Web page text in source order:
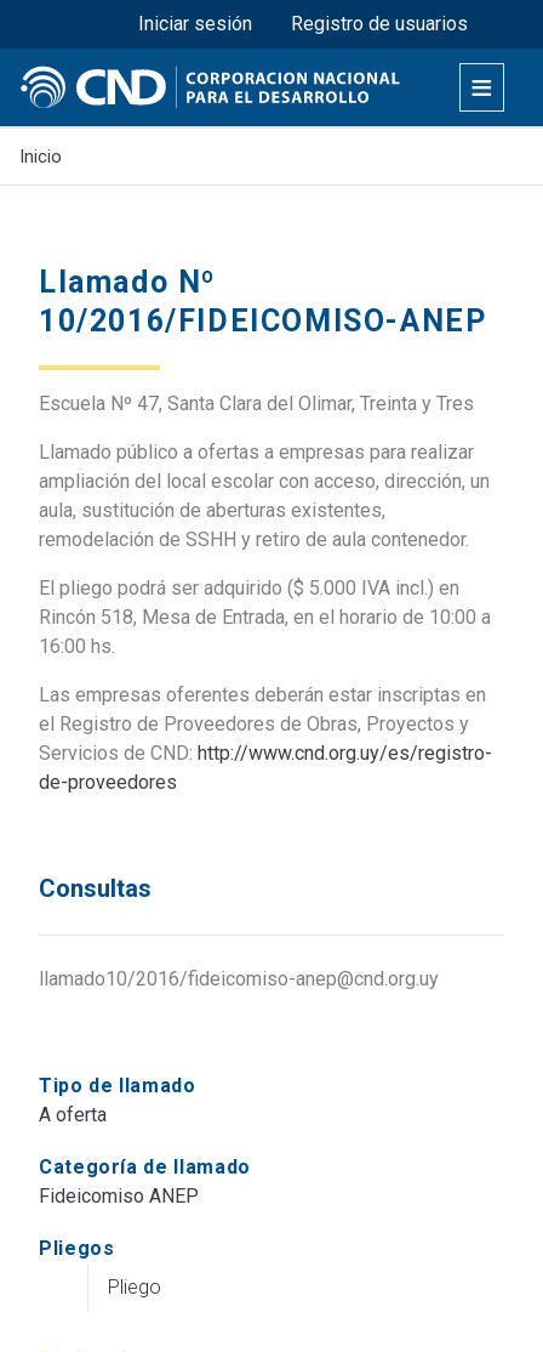
Pasar
al
contenido
principal
Menú superior
Iniciar sesión Registro de usuarios
Inicio
Tipo de llamado
A oferta
Categoría de llamado
Fideicomiso ANEP
Pliegos
Pliego
Llamado Nº
10/2016/FIDEICOMISO-ANEP
Escuela Nº 47, Santa Clara del Olimar, Treinta y Tres
Llamado público a ofertas a empresas para realizar
ampliación del local escolar con acceso, dirección, un
aula, sustitución de aberturas existentes,
remodelación de SSHH y retiro de aula contenedor.
El pliego podrá ser adquirido ($ 5.000 IVA incl.) en
Rincón 518, Mesa de Entrada, en el horario de 10:00 a
16:00 hs.
Las empresas oferentes deberán estar inscriptas en
el Registro de Proveedores de Obras, Proyectos y
Servicios de CND: http://www.cnd.org.uy/es/registro-
de-proveedores
Consultas
llamado10/2016/fideicomiso-anep@cnd.org.uy